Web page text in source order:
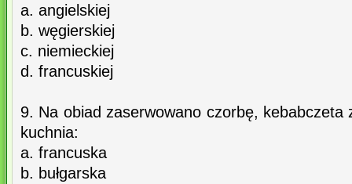
a. angielskiej
b. węgierskiej
c. niemieckiej
d. francuskiej
9. Na obiad zaserwowano czorbę, kebabczeta
kuchnia:
a. francuska
b. bułgarska